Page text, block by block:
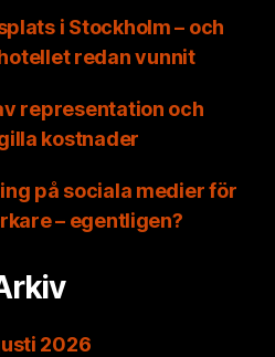
i Stockholm – och
redan vunnit
representation och
kostnader
på sociala medier för
– egentligen?
2026